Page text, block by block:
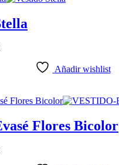
Añadir wishlist
Flores Bicolor